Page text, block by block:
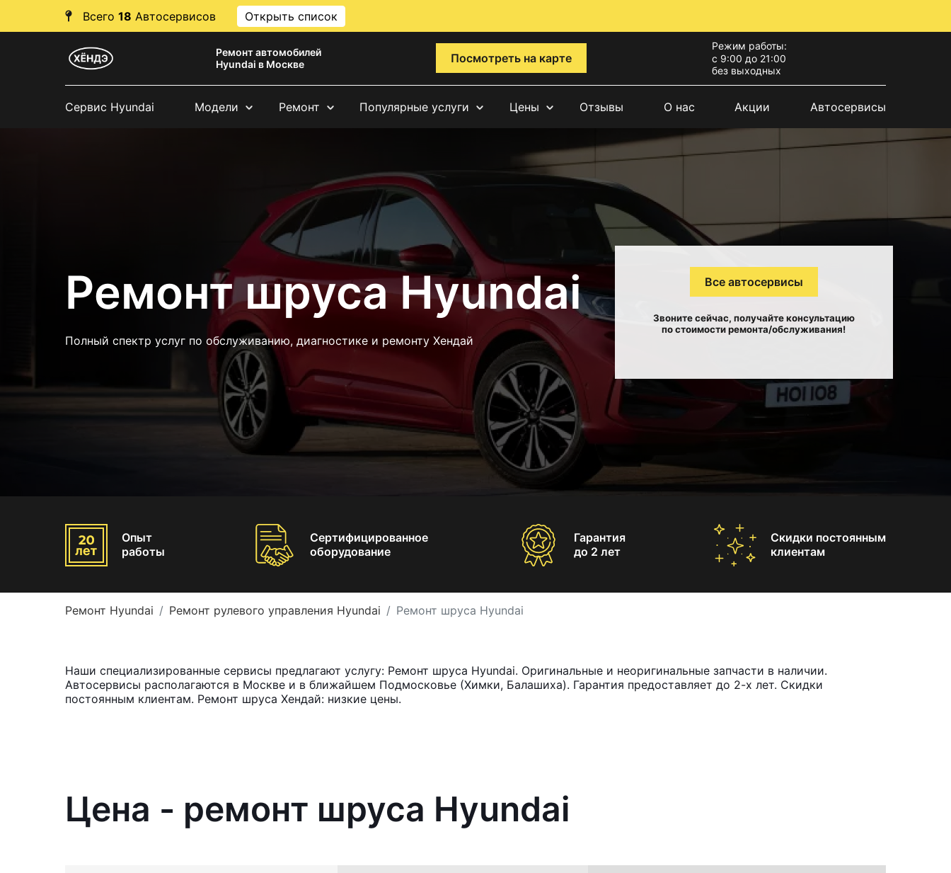
Всего 18 Автосервисов Открыть список
Ремонт автомобилей
Hyundai в Москве
Посмотреть на карте
Режим работы:
с 9:00 до 21:00
без выходных
Сервис Hyundai Модели Ремонт Популярные услуги Цены Отзывы О нас Акции Автосервисы
Ремонт шруса Hyundai
Полный спектр услуг по обслуживанию, диагностике и ремонту Хендай
Все автосервисы
Звоните сейчас, получайте консультацию
по стоимости ремонта/обслуживания!
Опыт
работы
Сертифицированное
оборудование
Гарантия
до 2 лет
Скидки постоянным
клиентам
Ремонт Hyundai Ремонт рулевого управления Hyundai Ремонт шруса Hyundai
Наши специализированные сервисы предлагают услугу: Ремонт шруса Hyundai. Оригинальные и неоригинальные запчасти в наличии.
Автосервисы располагаются в Москве и в ближайшем Подмосковье (Химки, Балашиха). Гарантия предоставляет до 2-х лет. Скидки
постоянным клиентам. Ремонт шруса Хендай: низкие цены.
Цена - ремонт шруса Hyundai